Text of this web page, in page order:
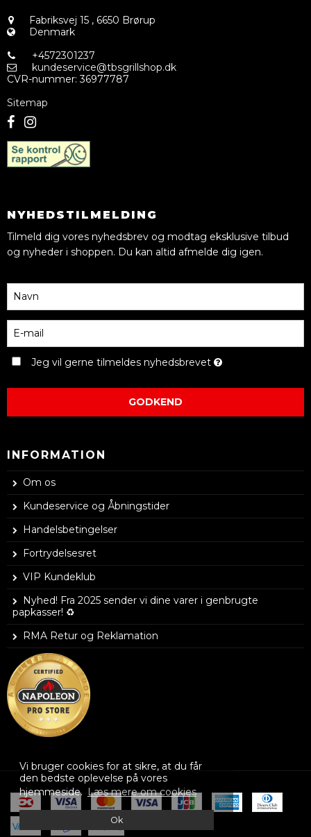
Vi bruger cookies for at sikre, at du får
den bedste oplevelse på vores
hjemmeside. Læs mere om cookies
Ok
Fabriksvej 15 , 6650 Brørup
Denmark
+4572301237
kundeservice@tbsgrillshop.dk
CVR-nummer: 36977787
Sitemap
NYHEDSTILMELDING
Tilmeld dig vores nyhedsbrev og modtag eksklusive tilbud
og nyheder i shoppen. Du kan altid afmelde dig igen.
Jeg vil gerne tilmeldes nyhedsbrevet
GODKEND
INFORMATION
Om os
Kundeservice og Åbningstider
Handelsbetingelser
Fortrydelsesret
VIP Kundeklub
Nyhed! Fra 2025 sender vi dine varer i genbrugte
papkasser! ♻️
RMA Retur og Reklamation